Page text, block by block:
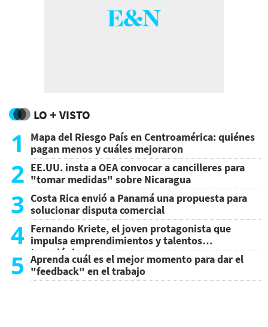
LO + VISTO
1
Mapa del Riesgo País en Centroamérica: quiénes
pagan menos y cuáles mejoraron
2 EE.UU. insta a OEA convocar a cancilleres para
"tomar medidas" sobre Nicaragua
3 Costa Rica envió a Panamá una propuesta para
solucionar disputa comercial
4 Fernando Kriete, el joven protagonista que
impulsa emprendimientos y talentos
tecnológicos
5 Aprenda cuál es el mejor momento para dar el
"feedback" en el trabajo